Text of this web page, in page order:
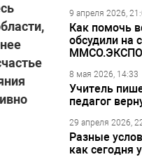
9 апреля 2026,
Как помочь
обсудили на
8 мая 2026, 14:33
Учитель
педагог
29 апреля 2026,
Разные
как сегодня